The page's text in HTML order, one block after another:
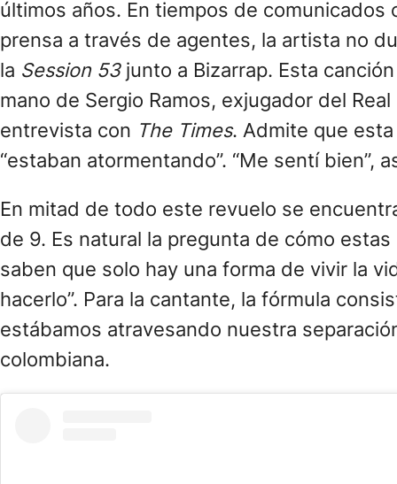
últimos años. En tiempos de
prensa a través de agentes, la artista no
la Session 53junto a Bizarrap. Esta
mano de Sergio Ramos, exjugador del
entrevista con The Times. Admite que
“estaban atormentando”. “Me sentí bien”,
En mitad de todo este revuelo se
de 9. Es natural la pregunta de cómo
saben que solo hay una forma de vivir la
hacerlo”. Para la cantante, la fórmula
estábamos atravesando nuestra
colombiana.